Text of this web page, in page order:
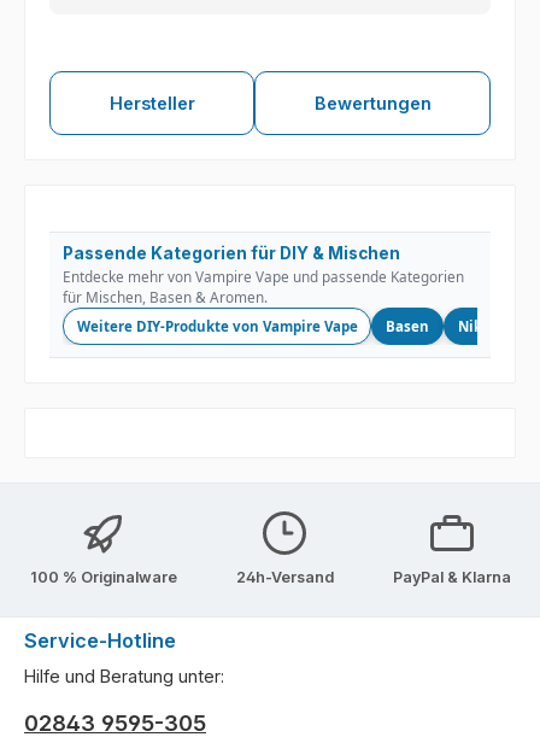
Hersteller Bewertungen
Passende Kategorien für DIY & Mischen
Entdecke mehr von Vampire Vape und passende Kategorien
für Mischen, Basen & Aromen.
Weitere DIY-Produkte von Vampire Vape Basen
100 % Originalware 24h-Versand PayPal & Klarna
Service-Hotline
Hilfe und Beratung unter:
02843 9595-305